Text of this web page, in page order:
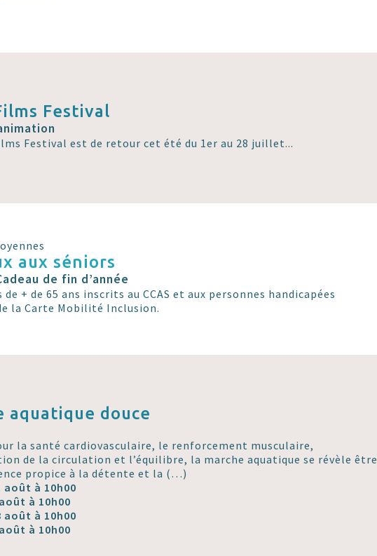
Festival
Festival est de retour cet été du 1er au 28 juillet...
aux séniors
de fin d’année
de + de 65 ans inscrits au CCAS et aux personnes handicapées
la Carte Mobilité Inclusion.
aquatique douce
la santé cardiovasculaire, le renforcement musculaire,
de la circulation et l’équilibre, la marche aquatique se révèle être
propice à la détente et la (…)
août à 10h00
à 10h00
août à 10h00
à 10h00